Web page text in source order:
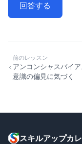
回答する
前のレッスン
アンコンシャスバイ
意識の偏見に気づく
スキルアップカ